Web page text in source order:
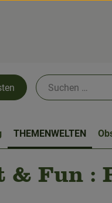
THEMENWELTEN
& Fun :